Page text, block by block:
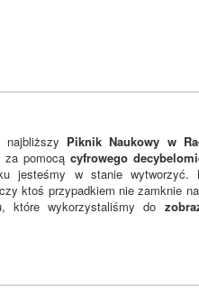
najbliższy Piknik Naukowy w
pomocą cyfrowego
jesteśmy w stanie wytworzyć.
ktoś przypadkiem nie zamknie
które wykorzystaliśmy do